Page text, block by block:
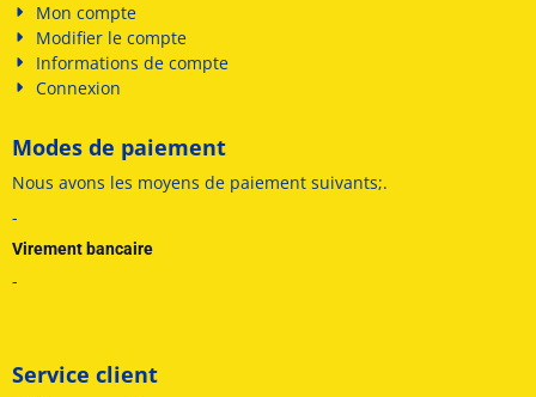
Mon compte
Modifier le compte
Informations de compte
Connexion
Modes de paiement
Nous avons les moyens de paiement suivants;.
-
Virement bancaire
-
Service client